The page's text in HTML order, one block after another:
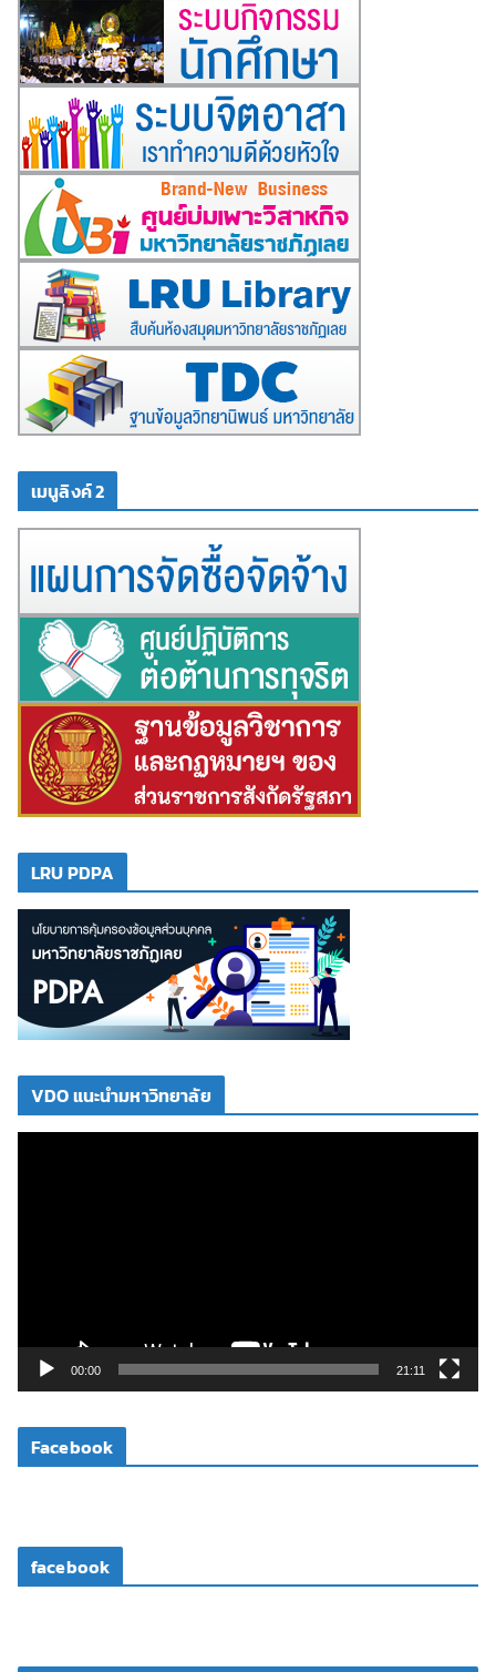
เมนูลิงค์ 2
LRU PDPA
VDO แนะนำมหาวิทยาลัย
ดี
โ
00:00 21:11
Facebook
facebook